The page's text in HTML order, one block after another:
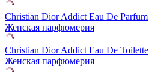
Christian Dior Addict Eau De Parfum
Женская парфюмерия
Christian Dior Addict Eau De Toilette
Женская парфюмерия